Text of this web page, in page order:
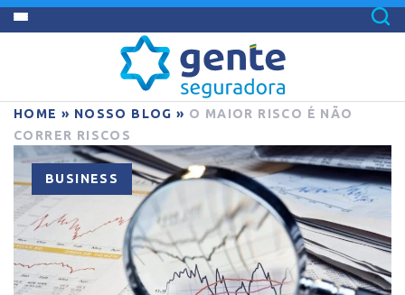
HOME » NOSSO BLOG » O MAIOR RISCO É NÃO
CORRER RISCOS
BUSINESS